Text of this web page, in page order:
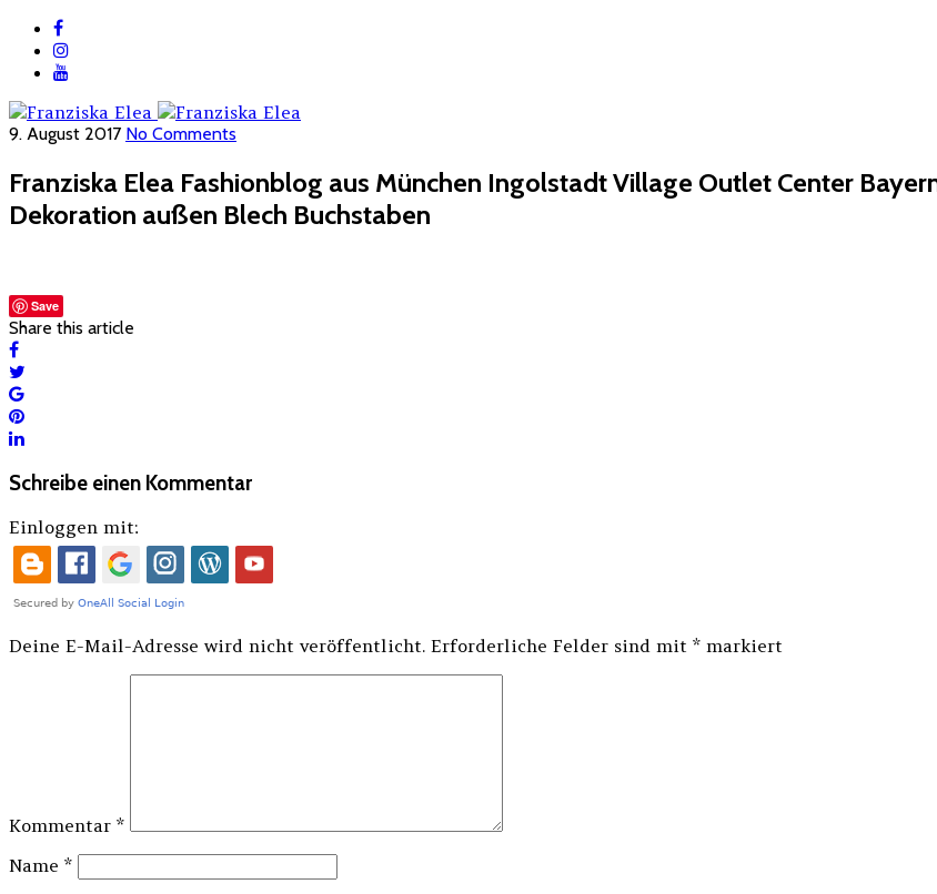
9. August 2017 No Comments
Franziska Elea Fashionblog aus München Ingolstadt Village Outlet Center
Dekoration außen Blech Buchstaben
Save
Share this article
Schreibe einen Kommentar
Einloggen mit:
Deine E-Mail-Adresse wird nicht veröffentlicht. Erforderliche Felder sind mit * markiert
Kommentar *
Name *